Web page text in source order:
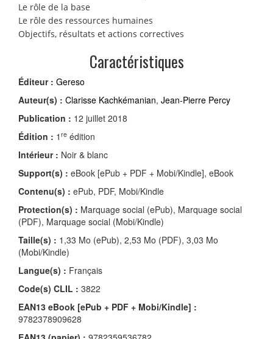
Le rôle de la base
Le rôle des ressources humaines
Objectifs, résultats et actions correctives
Caractéristiques
Éditeur : Gereso
Auteur(s) : Clarisse Kachkémanian, Jean-Pierre Percy
Publication : 12 juillet 2018
Édition : 1 re édition
Intérieur : Noir & blanc
Support(s) : eBook [ePub + PDF + Mobi/Kindle], eBook
Contenu(s) : ePub, PDF, Mobi/Kindle
Protection(s) : Marquage social (ePub), Marquage social
(PDF), Marquage social (Mobi/Kindle)
Taille(s) : 1,33 Mo (ePub), 2,53 Mo (PDF), 3,03 Mo
(Mobi/Kindle)
Langue(s) : Français
Code(s) CLIL : 3822
EAN13 eBook [ePub + PDF + Mobi/Kindle] :
9782378909628